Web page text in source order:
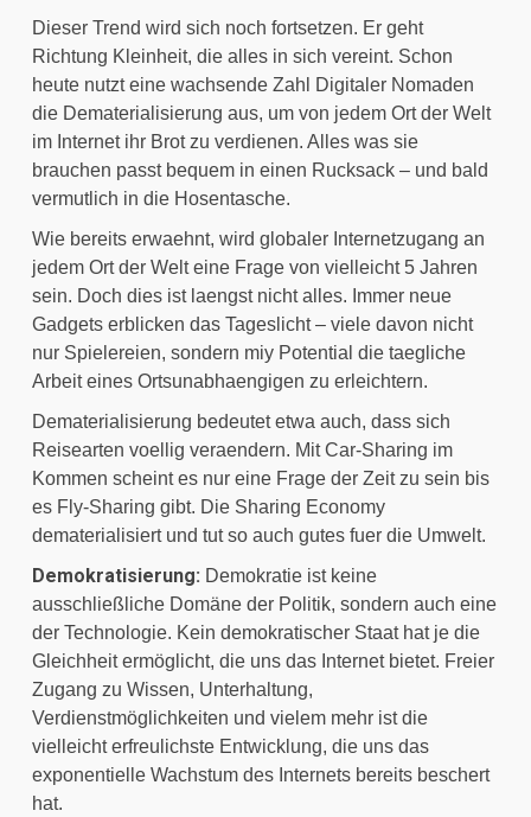
Dieser Trend wird sich noch fortsetzen. Er geht
Richtung Kleinheit, die alles in sich vereint. Schon
heute nutzt eine wachsende Zahl Digitaler Nomaden
die Dematerialisierung aus, um von jedem Ort der Welt
im Internet ihr Brot zu verdienen. Alles was sie
brauchen passt bequem in einen Rucksack – und bald
vermutlich in die Hosentasche.
Wie bereits erwaehnt, wird globaler Internetzugang an
jedem Ort der Welt eine Frage von vielleicht 5 Jahren
sein. Doch dies ist laengst nicht alles. Immer neue
Gadgets erblicken das Tageslicht – viele davon nicht
nur Spielereien, sondern miy Potential die taegliche
Arbeit eines Ortsunabhaengigen zu erleichtern.
Dematerialisierung bedeutet etwa auch, dass sich
Reisearten voellig veraendern. Mit Car-Sharing im
Kommen scheint es nur eine Frage der Zeit zu sein bis
es Fly-Sharing gibt. Die Sharing Economy
dematerialisiert und tut so auch gutes fuer die Umwelt.
Demokratisierung: Demokratie ist keine
ausschließliche Domäne der Politik, sondern auch eine
der Technologie. Kein demokratischer Staat hat je die
Gleichheit ermöglicht, die uns das Internet bietet. Freier
Zugang zu Wissen, Unterhaltung,
Verdienstmöglichkeiten und vielem mehr ist die
vielleicht erfreulichste Entwicklung, die uns das
exponentielle Wachstum des Internets bereits beschert
hat.